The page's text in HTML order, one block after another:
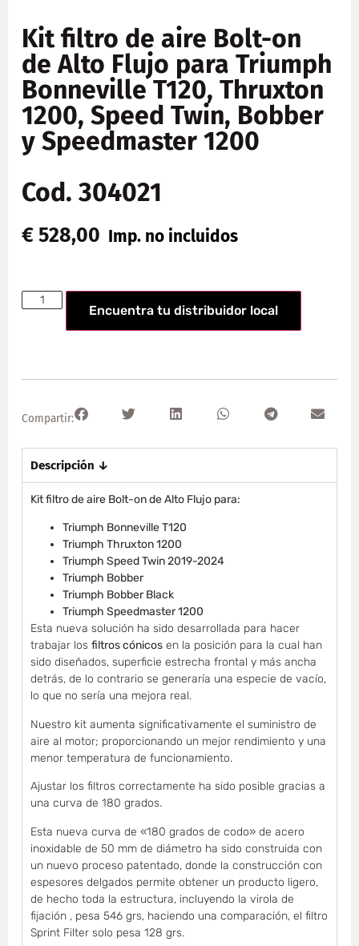
Kit filtro de aire Bolt-on
de Alto Flujo para Triumph
Bonneville T120, Thruxton
1200, Speed Twin, Bobber
y Speedmaster 1200
Cod. 304021
€ 528,00 Imp. no incluidos
Encuentra tu distribuidor local
Compartir:
Descripción ↓
Kit filtro de aire Bolt-on de Alto Flujo para:
Triumph Bonneville T120
Triumph Thruxton 1200
Triumph Speed Twin 2019-2024
Triumph Bobber
Triumph Bobber Black
Triumph Speedmaster 1200
Esta nueva solución ha sido desarrollada para hacer
trabajar losfiltros cónicos en la posición para la cual han
sido diseñados, superficie estrecha frontal y más ancha
detrás, de lo contrario se generaría una especie de vacío,
lo que no sería una mejora real.
Nuestro kit aumenta significativamente el suministro de
aire al motor; proporcionando un mejor rendimiento y una
menor temperatura de funcionamiento.
Ajustar los filtros correctamente ha sido posible gracias a
una curva de 180 grados.
Esta nueva curva de «180 grados de codo» de acero
inoxidable de 50 mm de diámetro ha sido construida con
un nuevo proceso patentado, donde la construcción con
espesores delgados permite obtener un producto ligero,
de hecho toda la estructura, incluyendo la virola de
fijación , pesa 546 grs, haciendo una comparación, el filtro
Sprint Filter solo pesa 128 grs.